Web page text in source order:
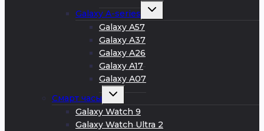
Galaxy A-series
Развернуть
меню
Galaxy A57
Galaxy A37
Galaxy A26
Galaxy A17
Galaxy A07
Смарт часы
Развернуть
меню
Galaxy Watch 9
Galaxy Watch Ultra 2